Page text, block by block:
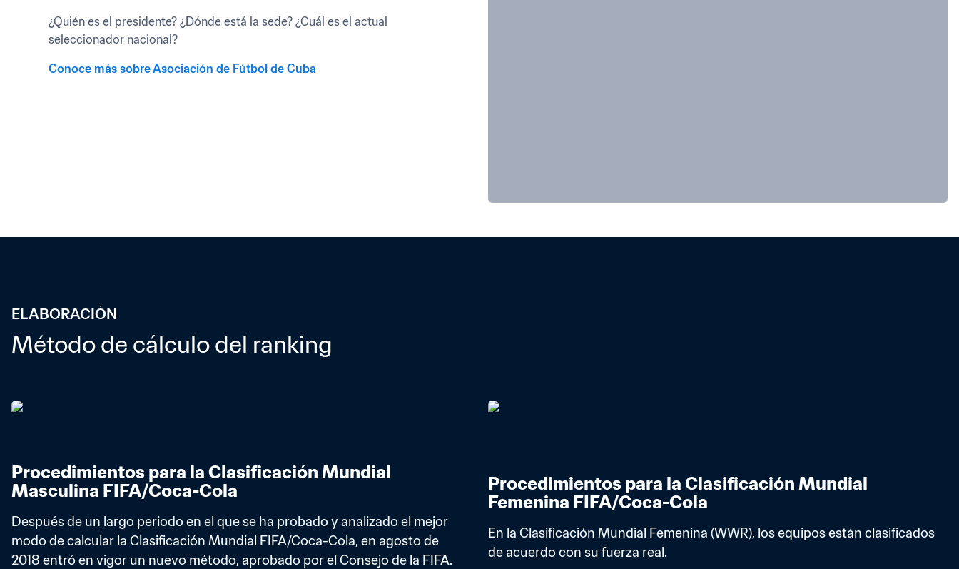
¿Quién es el presidente? ¿Dónde está la sede? ¿Cuál es el actual
seleccionador nacional?
Conoce más sobre Asociación de Fútbol de Cuba
ELABORACIÓN
Método de cálculo del ranking
Procedimientos para la Clasificación Mundial
Masculina FIFA/Coca-Cola
Después de un largo periodo en el que se ha probado y analizado el mejor
modo de calcular la Clasificación Mundial FIFA/Coca-Cola, en agosto de
2018 entró en vigor un nuevo método, aprobado por el Consejo de la FIFA.
Procedimientos para la Clasificación Mundial
Femenina FIFA/Coca-Cola
En la Clasificación Mundial Femenina (WWR), los equipos están clasificados
de acuerdo con su fuerza real.